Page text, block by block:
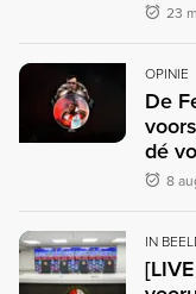
23
OPINIE
De
dé
8
IN